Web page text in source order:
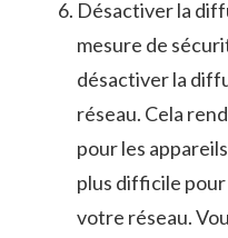
Désactiver la
mesure de
désactiver la
réseau. Cela
pour les
plus difficile
votre réseau.